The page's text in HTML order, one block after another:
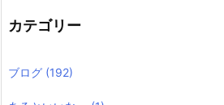
カテゴリー
ブログ (192)